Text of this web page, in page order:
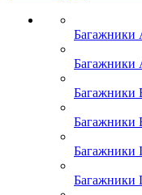
Багажники
Багажники
Багажники
Багажники
Багажники
Багажники